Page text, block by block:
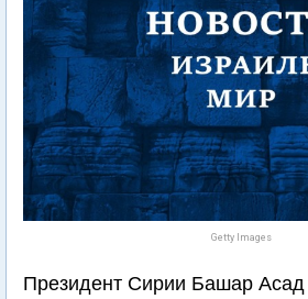
Getty Images
Президент Сирии Башар Асад